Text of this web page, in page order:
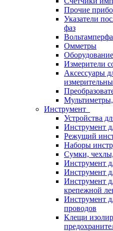
Прочие
Указатели
фаз
Омметры
Измерители
Аксессуары
Инструмент
Устройства
Инструмент
Режущий
Наборы
Сумки,
Инструмент
Инструмент
Инструмент
крепежной
Инструмент
проводов
Клещи